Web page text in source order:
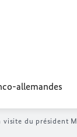
allemandes
visite du président